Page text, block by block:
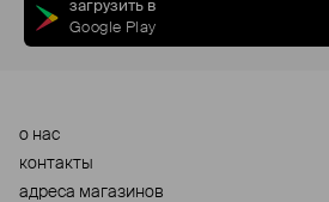
загрузить в
Google Play
о нас
контакты
адреса магазинов